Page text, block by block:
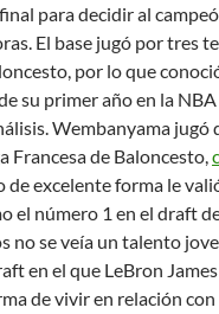
para decidir al
El base jugó por tres
por lo que
su primer año en la
Wembanyama
Francesa de Baloncesto,
de excelente forma le
el número 1 en el draft
no se veía un talento
en el que LeBron
de vivir en relación